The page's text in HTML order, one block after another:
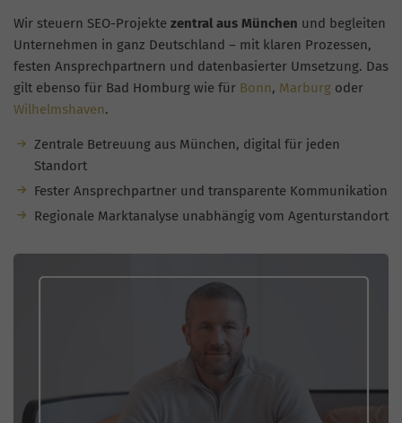
Wir steuern SEO-Projekte zentral aus München und begleiten
Unternehmen in ganz Deutschland – mit klaren Prozessen,
festen Ansprechpartnern und datenbasierter Umsetzung. Das
gilt ebenso für Bad Homburg wie für Bonn, Marburg oder
Wilhelmshaven.
Zentrale Betreuung aus München, digital für jeden
Standort
Fester Ansprechpartner und transparente Kommunikation
Regionale Marktanalyse unabhängig vom Agenturstandort